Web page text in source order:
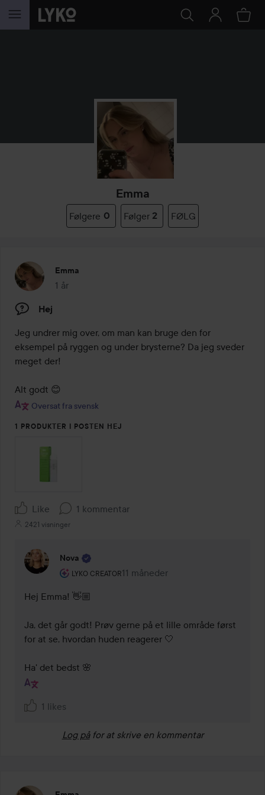
GÅ TIL INDHOLD
Emma
Følgere 0 Følger 2 FØLG
Emma
1 år
Posten blev oprettet 1 år
Hej
Jeg undrer mig over, om man kan bruge den for
eksempel på ryggen og under brysterne? Da jeg sveder
meget der!
Alt godt 😊
Oversat fra svensk
1 PRODUKTER I POSTEN HEJ
Like 1 kommentar
2421 visninger
Nova
LYKO CREATOR
Brugerens rolle: Lyko Creator.
11 måneder
Kommentaren lades 11 måneder
Hej Emma! 👋🏼
Ja, det går godt! Prøv gerne på et lille område først
for at se, hvordan huden reagerer 🤍
Ha' det bedst 🌸
1 likes
Log på for at skrive en kommentar